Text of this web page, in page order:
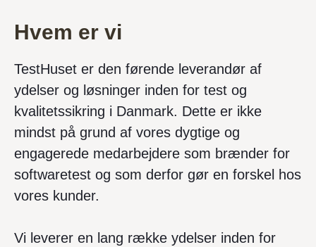
Hvem er vi
TestHuset er den førende leverandør af
ydelser og løsninger inden for test og
kvalitetssikring i Danmark. Dette er ikke
mindst på grund af vores dygtige og
engagerede medarbejdere som brænder for
softwaretest og som derfor gør en forskel hos
vores kunder.
Vi leverer en lang række ydelser inden for